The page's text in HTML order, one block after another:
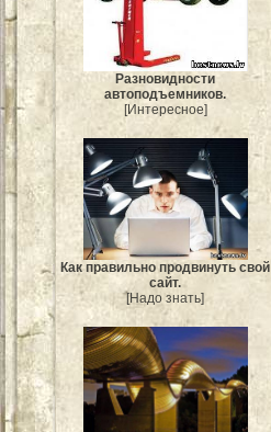
Разновидности
автоподъемников.
[Интересное]
Как правильно продвинуть свой
сайт.
[Надо знать]